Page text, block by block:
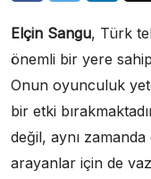
Elçin Sangu, Türk
önemli bir yere
Onun oyunculuk
bir etki
değil, aynı
arayanlar için de